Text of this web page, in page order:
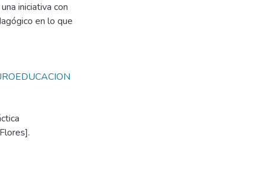
iniciativa con
en lo que